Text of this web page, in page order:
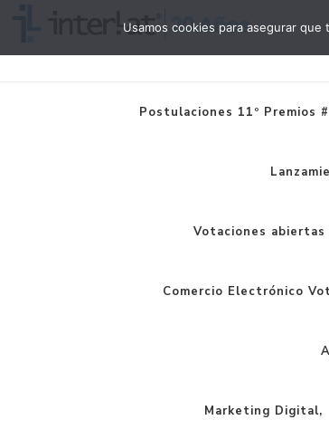
Postulaciones 11º Premios
Votaciones
Comercio Electrónico
Marketing
Usamos cookies para asegurar